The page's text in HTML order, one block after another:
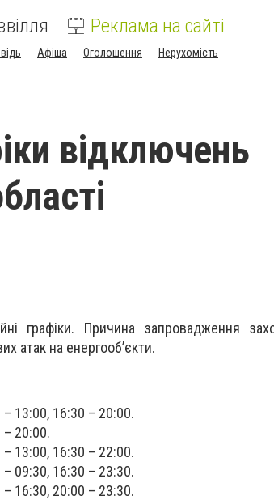
Реклама на сайті
Афіша Оголошення Нерухомість
відключень
графіки. Причина запровадження
атак на енергооб’єкти.
13:00, 16:30 – 20:00.
– 20:00.
13:00, 16:30 – 22:00.
09:30, 16:30 – 23:30.
16:30, 20:00 – 23:30.